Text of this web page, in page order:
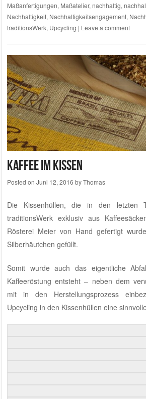
Maßanfertigungen, Maßatelier, nachhaltig,
Nachhaltigkeit, Nachhaltigkeitsengagement,
traditionsWerk, Upcycling | Leave a comment
Kaffee im Kissen
Posted on Juni 12, 2016 byThomas
Die Kissenhüllen, die in den letzten
traditionsWerkexklusiv aus
Rösterei Meiervon Hand gefertigt
Silberhäutchen gefüllt.
Somit wurde auch das eigentliche
Kaffeeröstung entsteht – neben dem
mit in den Herstellungsprozess
Upcycling in den Kissenhüllen eine